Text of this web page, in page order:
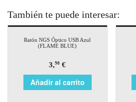
También te puede interesar:
Ratón NGS Óptico USB Azul
(FLAME BLUE)
3,90 €
Añadir al carrito